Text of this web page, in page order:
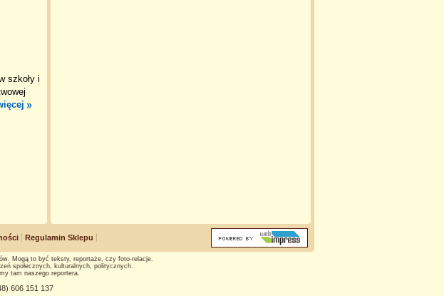
szkoły i
Regulamin Sklepu
Mogą to być teksty, reportaże, czy foto-relacje.
społecznych, kulturalnych, politycznych.
tam naszego reportera.
606 151 137